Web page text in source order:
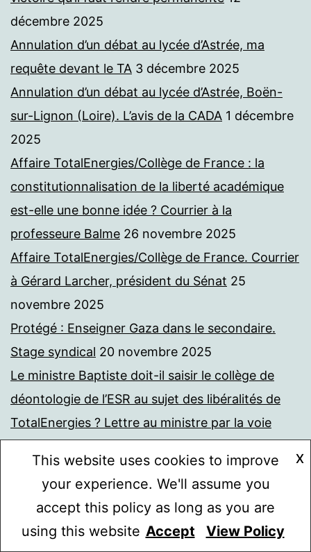
décembre 2025
Annulation d’un débat au lycée d’Astrée, ma
requête devant le TA 3 décembre 2025
Annulation d’un débat au lycée d’Astrée, Boën-
sur-Lignon (Loire). L’avis de la CADA 1 décembre
2025
Affaire TotalEnergies/Collège de France : la
constitutionnalisation de la liberté académique
est-elle une bonne idée ? Courrier à la
professeure Balme 26 novembre 2025
Affaire TotalEnergies/Collège de France. Courrier
à Gérard Larcher, président du Sénat 25
novembre 2025
Protégé : Enseigner Gaza dans le secondaire.
Stage syndical 20 novembre 2025
Le ministre Baptiste doit-il saisir le collège de
déontologie de l’ESR au sujet des libéralités de
TotalEnergies ? Lettre au ministre par la voie
Le Collège de France et le ministre doivent-ils
saisir le collège de déontologie de l’enseignement
supérieur et de la recherche sur le financement
par TotalEnergies de la chaire Avenir Commun
This website uses cookies to improve
your experience. We'll assume you
accept this policy as long as you are
using this website
X
Accept View Policy
Mode sombre :